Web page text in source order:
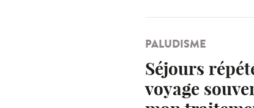
PALUDISME
Séjours
voyage